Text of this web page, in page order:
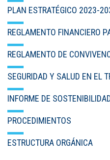
PLAN ESTRATÉGICO 2023-
REGLAMENTO FINANCIERO
REGLAMENTO DE
SEGURIDAD Y SALUD EN EL
INFORME DE
PROCEDIMIENTOS
ESTRUCTURA ORGÁNICA